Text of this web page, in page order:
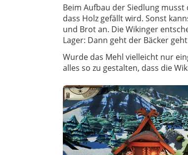
Beim Aufbau der Siedlung
dass Holz gefällt wird. Sonst
und Brot an. Die Wikinger
Lager: Dann geht der Bäcker
Wurde das Mehl vielleicht nur
alles so zu gestalten, dass die